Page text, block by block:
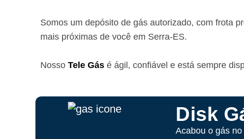
Somos um depósito de gás autorizado, com frota
mais próximas de você em Serra-ES.
Nosso Tele Gás é ágil, confiável e está sempre
Disk
Acabou o gás